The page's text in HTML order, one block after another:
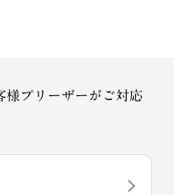
様プリーザーがご対応